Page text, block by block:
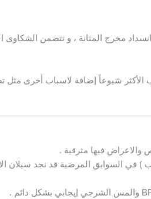
مخرج المثانة ، و تتضمن الشكاوى
شيوعاً إضافة لاسباب أخرى مثل
) في السوابق المرضية قد نجد سيلان